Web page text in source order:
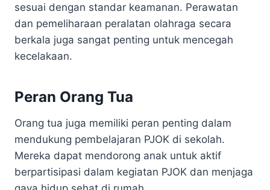
sesuai dengan standar keamanan. Perawatan
dan pemeliharaan peralatan olahraga secara
berkala juga sangat penting untuk mencegah
kecelakaan.
Peran Orang Tua
Orang tua juga memiliki peran penting dalam
mendukung pembelajaran PJOK di sekolah.
Mereka dapat mendorong anak untuk aktif
berpartisipasi dalam kegiatan PJOK dan menjaga